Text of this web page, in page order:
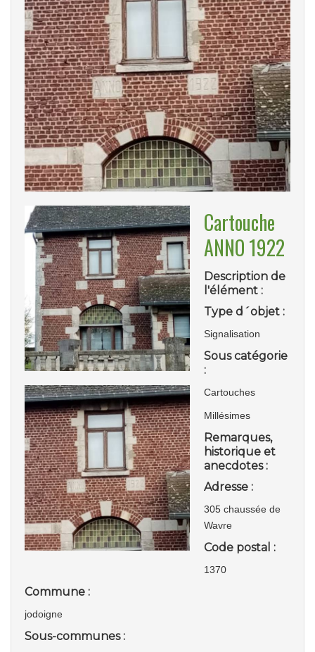
Cartouche
ANNO 1922
Description de
l'élément :
Type d´objet :
Signalisation
Sous catégorie
:
Cartouches
Millésimes
Remarques,
historique et
anecdotes :
Adresse :
305 chaussée de
Wavre
Code postal :
1370
Commune :
jodoigne
Sous-communes :